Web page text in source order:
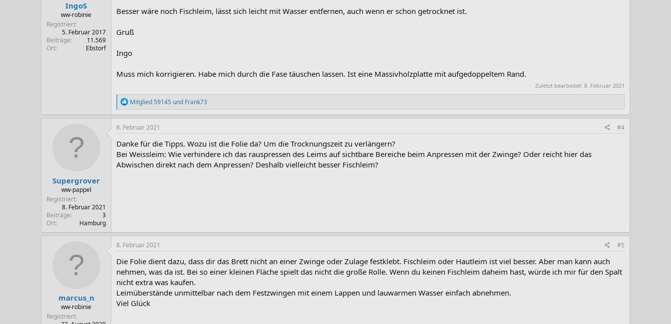
IngoS
ww-robinie
Registriert
5. Februar 2017
Beiträge
11.569
Ort
Ebstorf
Besser wäre noch Fischleim, lässt sich leicht mit Wasser entfernen, auch wenn er schon getrocknet ist.
Gruß
Ingo
Muss mich korrigieren. Habe mich durch die Fase täuschen lassen. Ist eine Massivholzplatte mit aufgedoppeltem Rand.
Zuletzt bearbeitet: 8. Februar 2021
R
e
a
k
i
o
n
e
Mitglied 59145 und Frank73
Supergrover
ww-pappel
Registriert
8. Februar 2021
Beiträge
3
Ort
Hamburg
8. Februar 2021 #4
Danke für die Tipps. Wozu ist die Folie da? Um die Trocknungszeit zu verlängern?
Bei Weissleim: Wie verhindere ich das rauspressen des Leims auf sichtbare Bereiche beim Anpressen mit der Zwinge? Oder reicht hier das
Abwischen direkt nach dem Anpressen? Deshalb vielleicht besser Fischleim?
marcus_n
ww-robinie
Registriert
8. Februar 2021 #5
Die Folie dient dazu, dass dir das Brett nicht an einer Zwinge oder Zulage festklebt. Fischleim oder Hautleim ist viel besser. Aber man kann auch
nehmen, was da ist. Bei so einer kleinen Fläche spielt das nicht die große Rolle. Wenn du keinen Fischleim daheim hast, würde ich mir für den Spalt
nicht extra was kaufen.
Leimüberstände unmittelbar nach dem Festzwingen mit einem Lappen und lauwarmen Wasser einfach abnehmen.
Viel Glück